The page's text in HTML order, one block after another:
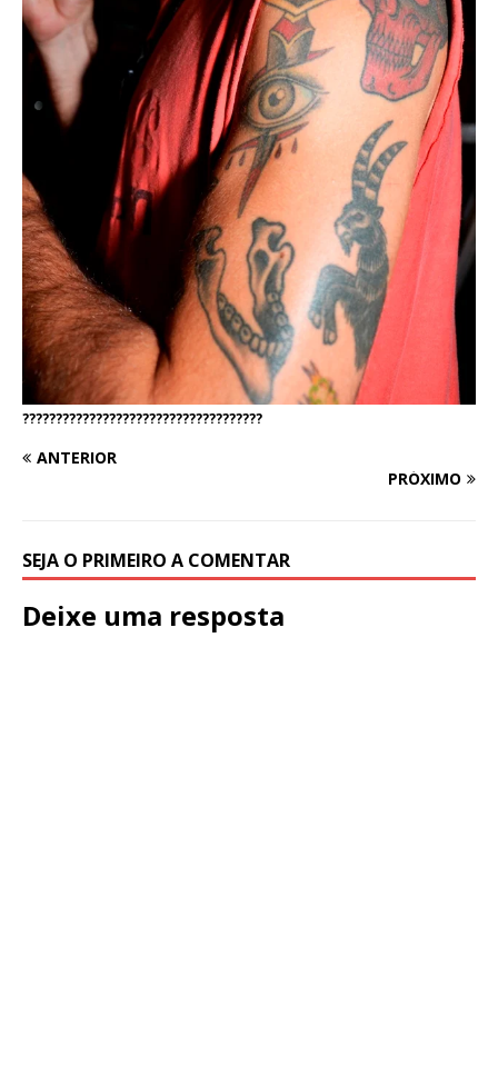
????????????????????????????????????
ANTERIOR
PRÓXIMO
SEJA O PRIMEIRO A COMENTAR
Deixe uma resposta